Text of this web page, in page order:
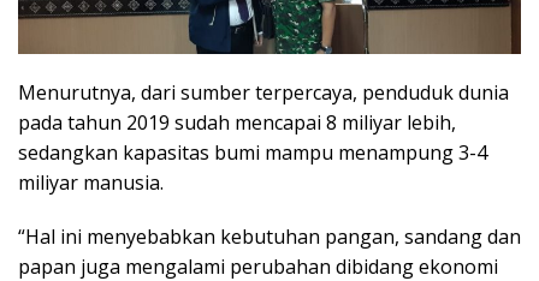
Menurutnya, dari sumber terpercaya, penduduk dunia
pada tahun 2019 sudah mencapai 8 miliyar lebih,
sedangkan kapasitas bumi mampu menampung 3-4
miliyar manusia.
“Hal ini menyebabkan kebutuhan pangan, sandang dan
papan juga mengalami perubahan dibidang ekonomi